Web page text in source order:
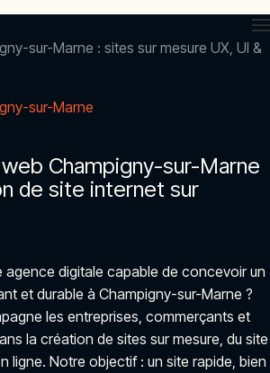
sur-Marne : sites sur mesure UX, UI &
sur-Marne
Champigny-sur-Marne
de site internet sur
agence digitale capable de concevoir un
et durable à Champigny-sur-Marne ?
les entreprises, commerçants et
la création de sites sur mesure, du site
ligne. Notre objectif : un site rapide, bien